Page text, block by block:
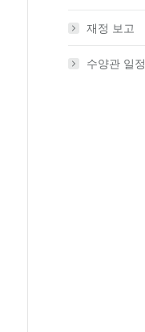
재정 보고
수양관 일정